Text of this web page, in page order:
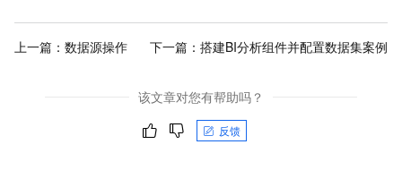
上一篇： 数据源操作 下一篇： 搭建BI分析组件并配置数据集案例
该文章对您有帮助吗？
反馈